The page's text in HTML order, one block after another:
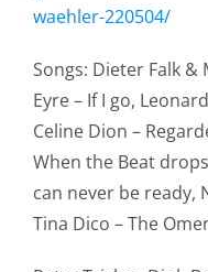
waehler-220504/
Songs: Dieter Falk &
Eyre – If I go,
Celine Dion –
When the Beat
can never be ready,
Tina Dico – The